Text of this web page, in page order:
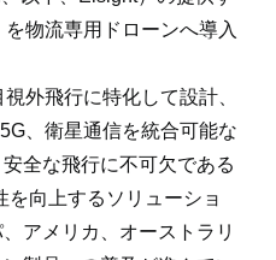
物流専用ドローンへ導入
外飛行に特化して設計、
、衛星通信を統合可能な
全な飛行に不可欠である
を向上するソリューショ
アメリカ、オーストラリ